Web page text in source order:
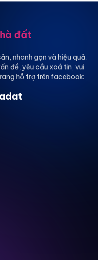
đất
nhanh gọn và hiệu quả.
đề, yêu cầu xoá tin, vui
hỗ trợ trên facebook: